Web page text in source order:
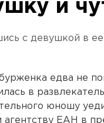
и
с девушкой в
едва не
в
юношу
ЕАН в